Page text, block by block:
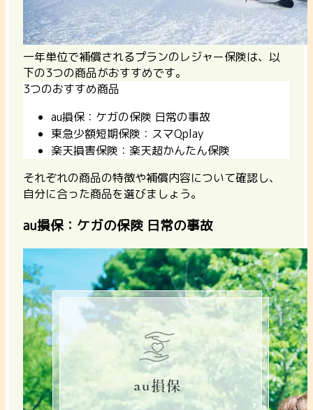
一年単位で補償されるプランのレジャー保険は、以
下の3つの商品がおすすめです。
3つのおすすめ商品
au損保：ケガの保険 日常の事故
東急少額短期保険：スマQplay
楽天損害保険：楽天超かんたん保険
それぞれの商品の特徴や補償内容について確認し、
自分に合った商品を選びましょう。
au損保：ケガの保険 日常の事故